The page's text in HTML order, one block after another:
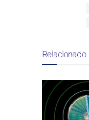
Relacionado